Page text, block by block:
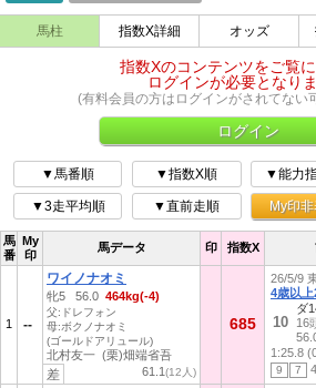
馬柱 指数X詳細 オッズ
指数Xのコンテンツをご覧
ログインが必要となりま
(有料会員の方はログインがされてない
ログイン
▼馬番順 ▼指数X順 ▼能力
▼3走平均順 ▼直前走順 My印
馬
番
My
印
馬データ 印 指数X
1
ワイノナオミ
牝5 56.0 464kg(-4)
父:ドレフォン
母:ボクノナオミ
(ゴールドアリュール)
北村友一 (栗)畑端省吾
61.1(12人)
差
685
26/5/9
4歳以上
10
ダ
16
1:25.8
9 7